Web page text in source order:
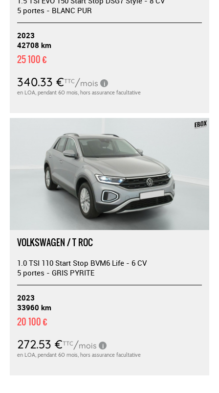
5 portes - BLANC PUR
2023
42708 km
25 100 €
VOLKSWAGEN / T ROC
1.0 TSI 110 Start Stop BVM6 Life - 6 CV
5 portes - GRIS PYRITE
2023
33960 km
20 100 €